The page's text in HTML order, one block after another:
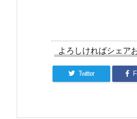
よろしければシェア
Twitter